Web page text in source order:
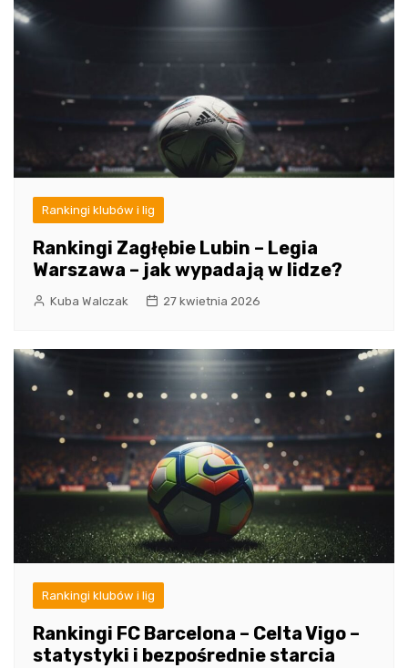
Rankingi klubów i lig
Rankingi Zagłębie Lubin – Legia
Warszawa – jak wypadają w lidze?
Kuba Walczak 27 kwietnia 2026
Rankingi klubów i lig
Rankingi FC Barcelona – Celta Vigo –
statystyki i bezpośrednie starcia